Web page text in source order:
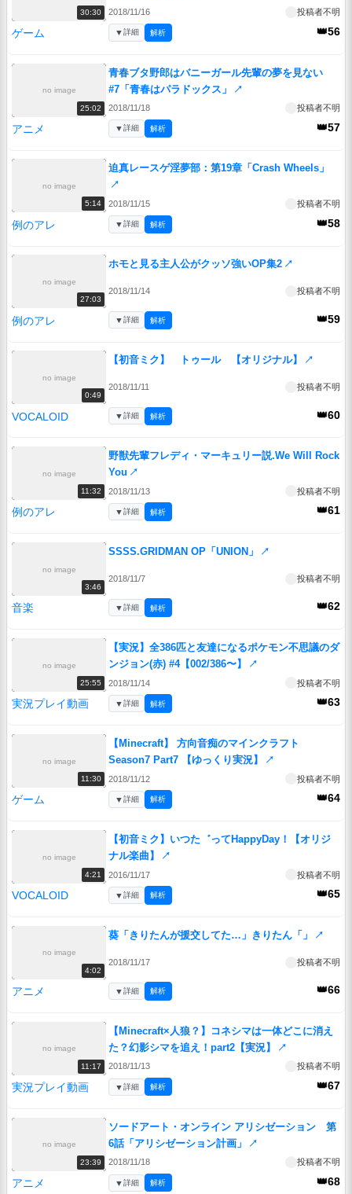
30:30 2018/11/16 投稿者不明
ゲーム 👑56
▼詳細 解析
no image
25:02
青春ブタ野郎はバニーガール先輩の夢を見ない
#7「青春はパラドックス」
↗
2018/11/18 投稿者不明
アニメ 👑57
▼詳細 解析
no image
5:14
迫真レースゲ淫夢部：第19章「Crash Wheels」
↗
2018/11/15 投稿者不明
例のアレ 👑58
▼詳細 解析
no image
27:03
ホモと見る主人公がクッソ強いOP集2 ↗
2018/11/14 投稿者不明
例のアレ 👑59
▼詳細 解析
no image
0:49
【初音ミク】 トゥール 【オリジナル】 ↗
2018/11/11 投稿者不明
VOCALOID 👑60
▼詳細 解析
no image
11:32
野獣先輩フレディ・マーキュリー説.We Will Rock
You ↗
2018/11/13 投稿者不明
例のアレ 👑61
▼詳細 解析
no image
3:46
SSSS.GRIDMAN OP「UNION」 ↗
2018/11/7 投稿者不明
音楽 👑62
▼詳細 解析
no image
25:55
【実況】全386匹と友達になるポケモン不思議のダ
ンジョン(赤) #4【002/386〜】
↗
2018/11/14 投稿者不明
実況プレイ動画 👑63
▼詳細 解析
no image
11:30
【Minecraft】 方向音痴のマインクラフト
Season7 Part7 【ゆっくり実況】
↗
2018/11/12 投稿者不明
ゲーム 👑64
▼詳細 解析
no image
4:21
【初音ミク】いつた゛ってHappyDay！【オリジ
ナル楽曲】
↗
2016/11/17 投稿者不明
VOCALOID 👑65
▼詳細 解析
no image
4:02
葵「きりたんが援交してた…」きりたん「」 ↗
2018/11/17 投稿者不明
アニメ 👑66
▼詳細 解析
no image
11:17
【Minecraft×人狼？】コネシマは一体どこに消え
た？幻影シマを追え！part2【実況】
↗
2018/11/13 投稿者不明
実況プレイ動画 👑67
▼詳細 解析
no image
23:39
ソードアート・オンライン アリシゼーション 第
6話「アリシゼーション計画」
↗
2018/11/18 投稿者不明
アニメ 👑68
▼詳細 解析